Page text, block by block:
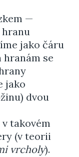
—
jako čáru
hranám se
jako
dvou
takovém
(v teorii
vrcholy).